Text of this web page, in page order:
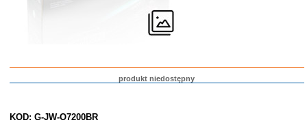
produkt niedostępny
KOD: G-JW-O7200BR